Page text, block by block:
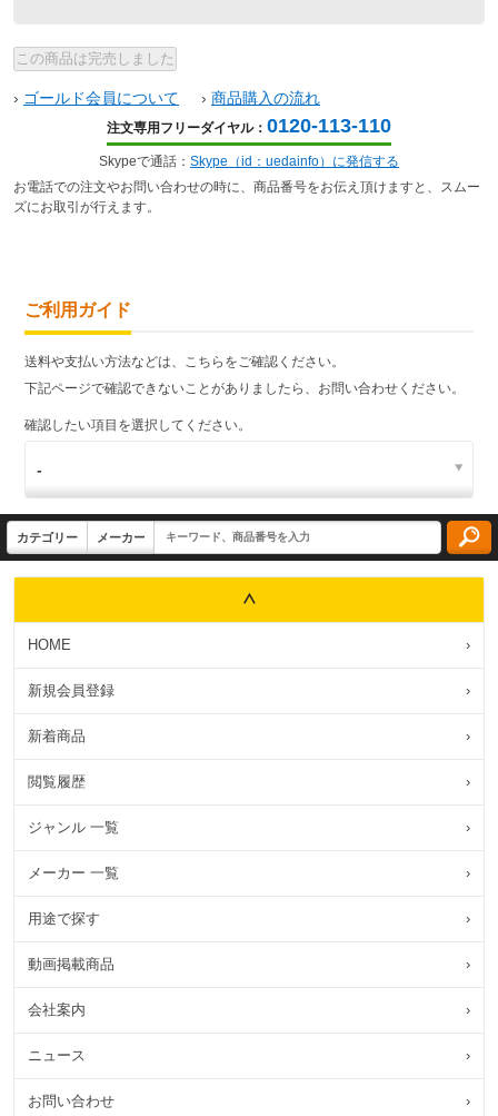
› ゴールド会員について › 商品購入の流れ
注文専用フリーダイヤル： 0120-113-110
Skypeで通話： Skype（id：uedainfo）に発信する
お電話での注文やお問い合わせの時に、商品番号をお伝え頂けますと、スムー
ズにお取引が行えます。
ご利用ガイド
送料や支払い方法などは、こちらをご確認ください。
下記ページで確認できないことがありましたら、お問い合わせください。
確認したい項目を選択してください。
HOME ›
新規会員登録 ›
新着商品 ›
閲覧履歴 ›
ジャンル 一覧 ›
メーカー 一覧 ›
用途で探す ›
動画掲載商品 ›
会社案内 ›
ニュース ›
お問い合わせ ›